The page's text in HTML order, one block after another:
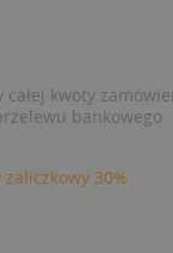
całej kwoty
bankowego
30%